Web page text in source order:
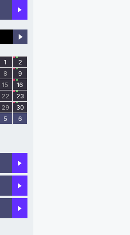
1
2
8
9
15
16
22
23
29
30
5 6